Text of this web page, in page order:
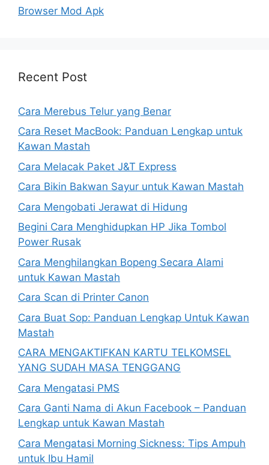
Browser Mod Apk
Recent Post
Cara Merebus Telur yang Benar
Cara Reset MacBook: Panduan Lengkap untuk
Kawan Mastah
Cara Melacak Paket J&T Express
Cara Bikin Bakwan Sayur untuk Kawan Mastah
Cara Mengobati Jerawat di Hidung
Begini Cara Menghidupkan HP Jika Tombol
Power Rusak
Cara Menghilangkan Bopeng Secara Alami
untuk Kawan Mastah
Cara Scan di Printer Canon
Cara Buat Sop: Panduan Lengkap Untuk Kawan
Mastah
CARA MENGAKTIFKAN KARTU TELKOMSEL
YANG SUDAH MASA TENGGANG
Cara Mengatasi PMS
Cara Ganti Nama di Akun Facebook – Panduan
Lengkap untuk Kawan Mastah
Cara Mengatasi Morning Sickness: Tips Ampuh
untuk Ibu Hamil